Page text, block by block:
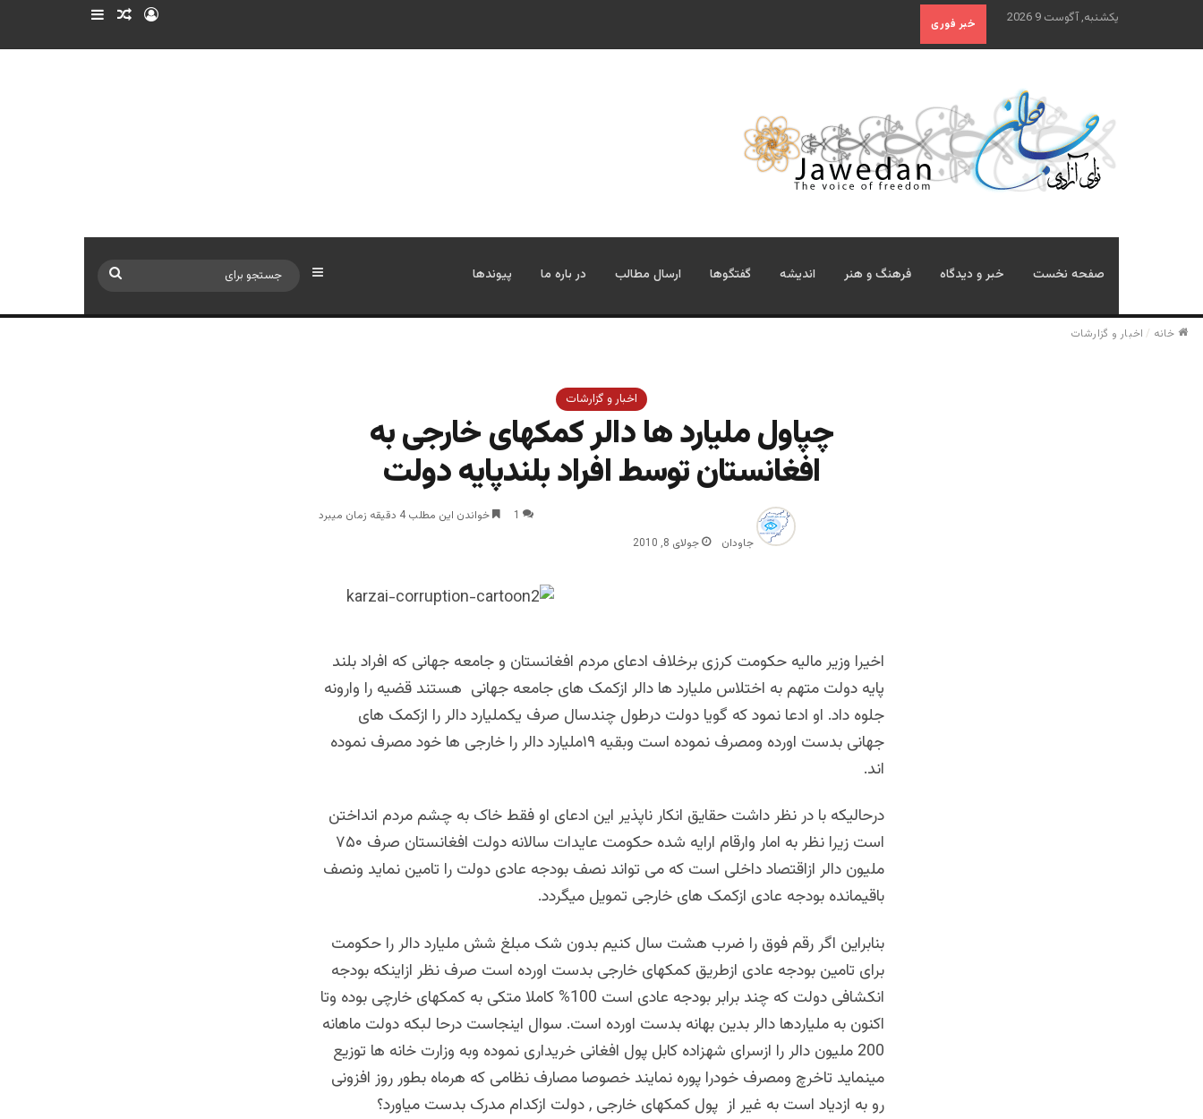
یکشنبه, آگوست 9 2026 خبر فوری ورود نوشته تصادفی
صفحه نخست خبر و دیدگاه فرهنگ و هنر اندیشه گفتگوها ارسال مطالب در باره ما پیوندها سایدبار
خانه / اخبار و گزارشات
اخبار و گزارشات
چپاول ملیارد ها دالر کمکهای خارجی به
افغانستان توسط افراد بلندپایه دولت
جاودان جولای 8, 2010
1 خواندن این مطلب 4 دقیقه زمان میبرد
اخیرا وزیر مالیه حکومت کرزی برخلاف ادعای مردم افغانستان و جامعه جهانی که افراد بلند
پایه دولت متهم به اختلاس ملیارد ها دالر ازکمک های جامعه جهانی هستند قضیه را وارونه
جلوه داد. او ادعا نمود که گویا دولت درطول چندسال صرف یکملیارد دالر را ازکمک های
جهانی بدست اورده ومصرف نموده است وبقیه ۱۹ملیارد دالر را خارجی ها خود مصرف نموده
اند.
درحالیکه با در نظر داشت حقایق انکار ناپذیر این ادعای او فقط خاک به چشم مردم انداختن
است زیرا نظر به امار وارقام ارایه شده حکومت عایدات سالانه دولت افغانستان صرف ۷۵۰
ملیون دالر ازاقتصاد داخلی است که می تواند نصف بودجه عادی دولت را تامین نماید ونصف
باقیمانده بودجه عادی ازکمک های خارجی تمویل میگردد.
بنابراین اگر رقم فوق را ضرب هشت سال کنیم بدون شک مبلغ شش ملیارد دالر را حکومت
برای تامین بودجه عادی ازطریق کمکهای خارجی بدست اورده است صرف نظر ازاینکه بودجه
انکشافی دولت که چند برابر بودجه عادی است 100% کاملا متکی به کمکهای خارچی بوده وتا
اکنون به ملیاردها دالر بدین بهانه بدست اورده است. سوال اینجاست درحا لبکه دولت ماهانه
200 ملیون دالر را ازسرای شهزاده کابل پول افغانی خریداری نموده وبه وزارت خانه ها توزیع
مینماید تاخرچ ومصرف خودرا پوره نمایند خصوصا مصارف نظامی که هرماه بطور روز افزونی
رو به ازدیاد است به غیر از پول کمکهای خارجی , دولت ازکدام مدرک بدست میاورد؟